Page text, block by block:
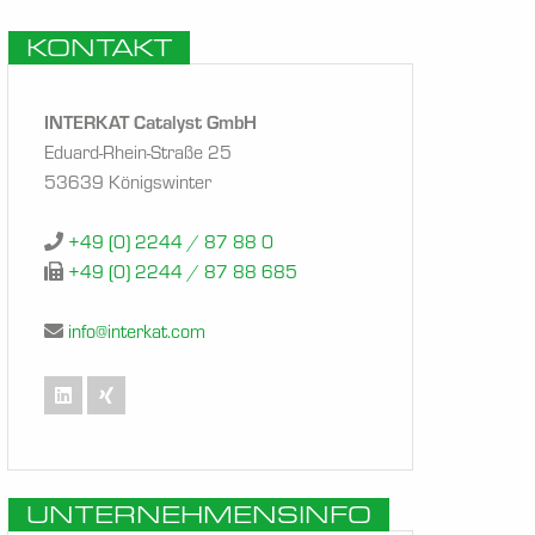
KONTAKT
INTERKAT Catalyst GmbH
Eduard-Rhein-Straße 25
53639 Königswinter
+49 (0) 2244 / 87 88 0
+49 (0) 2244 / 87 88 685
info@interkat.com
UNTERNEHMENSINFO